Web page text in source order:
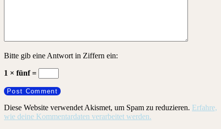
Bitte gib eine Antwort in Ziffern ein:
1 × fünf =
Diese Website verwendet Akismet, um Spam zu reduzieren. Erfahre,
wie deine Kommentardaten verarbeitet werden.